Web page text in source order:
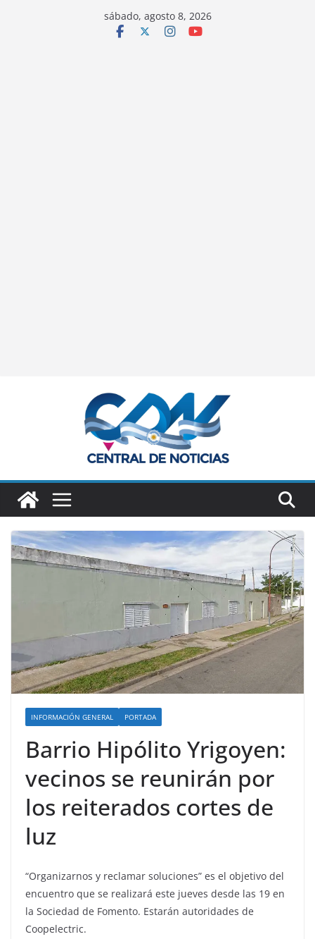
sábado, agosto 8, 2026
INFORMACIÓN GENERAL PORTADA
Barrio Hipólito Yrigoyen:
vecinos se reunirán por
los reiterados cortes de
luz
“Organizarnos y reclamar soluciones” es el objetivo del
encuentro que se realizará este jueves desde las 19 en
la Sociedad de Fomento. Estarán autoridades de
Coopelectric.